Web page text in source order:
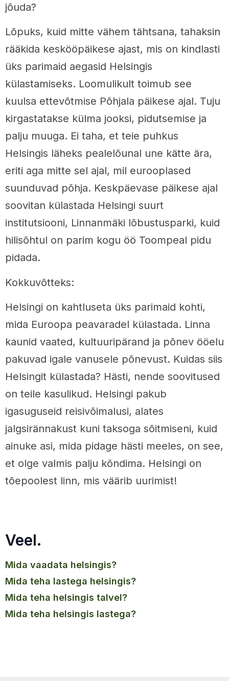
jõuda?
Lõpuks, kuid mitte vähem tähtsana, tahaksin
rääkida keskööpäikese ajast, mis on kindlasti
üks parimaid aegasid Helsingis
külastamiseks. Loomulikult toimub see
kuulsa ettevõtmise Põhjala päikese ajal. Tuju
kirgastatakse külma jooksi, pidutsemise ja
palju muuga. Ei taha, et teie puhkus
Helsingis läheks pealelõunal une kätte ära,
eriti aga mitte sel ajal, mil eurooplased
suunduvad põhja. Keskpäevase päikese ajal
soovitan külastada Helsingi suurt
institutsiooni, Linnanmäki lõbustusparki, kuid
hilisõhtul on parim kogu öö Toompeal pidu
pidada.
Kokkuvõtteks:
Helsingi on kahtluseta üks parimaid kohti,
mida Euroopa peavaradel külastada. Linna
kaunid vaated, kultuuripärand ja põnev ööelu
pakuvad igale vanusele põnevust. Kuidas siis
Helsingit külastada? Hästi, nende soovitused
on teile kasulikud. Helsingi pakub
igasuguseid reisivõimalusi, alates
jalgsirännakust kuni taksoga sõitmiseni, kuid
ainuke asi, mida pidage hästi meeles, on see,
et olge valmis palju kõndima. Helsingi on
tõepoolest linn, mis väärib uurimist!
Veel.
mida vaadata helsingis?
mida teha lastega helsingis?
mida teha helsingis talvel?
mida teha helsingis lastega?